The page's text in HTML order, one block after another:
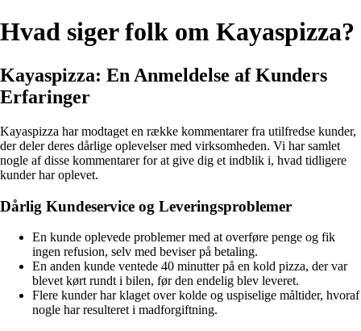
Hvad siger folk om Kayaspizza?
Kayaspizza: En Anmeldelse af Kunders
Erfaringer
Kayaspizza har modtaget en række kommentarer fra utilfredse kunder,
der deler deres dårlige oplevelser med virksomheden. Vi har samlet
nogle af disse kommentarer for at give dig et indblik i, hvad tidligere
kunder har oplevet.
Dårlig Kundeservice og Leveringsproblemer
En kunde oplevede problemer med at overføre penge og fik
ingen refusion, selv med beviser på betaling.
En anden kunde ventede 40 minutter på en kold pizza, der var
blevet kørt rundt i bilen, før den endelig blev leveret.
Flere kunder har klaget over kolde og uspiselige måltider, hvoraf
nogle har resulteret i madforgiftning.